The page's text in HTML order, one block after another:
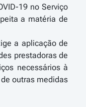
19 no Serviço
a matéria de
a aplicação de
prestadoras de
necessários à
outras medidas